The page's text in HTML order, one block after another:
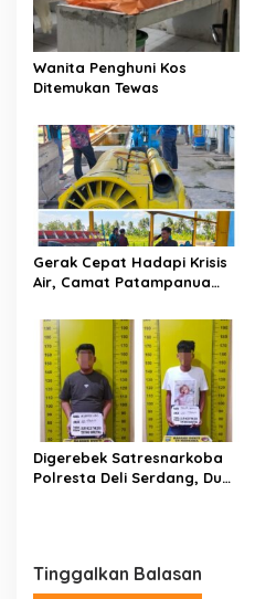
o
s
Wanita Penghuni Kos
Ditemukan Tewas
Gerak Cepat Hadapi Krisis
Air, Camat Patampanua
Demi Selamatkan Ribuan
Hektare Sawah Warga
Digerebek Satresnarkoba
Polresta Deli Serdang, Dua
Tinggalkan Balasan